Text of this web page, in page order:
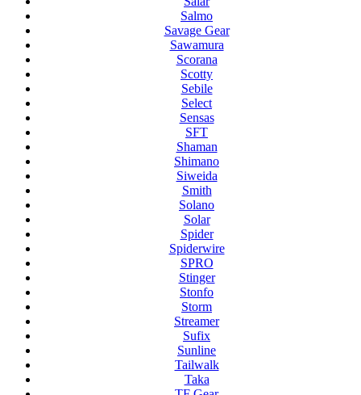
Salmo
Savage Gear
Sawamura
Scorana
Scotty
Sebile
Select
Sensas
SFT
Shaman
Shimano
Siweida
Smith
Solano
Solar
Spider
Spiderwire
SPRO
Stinger
Stonfo
Storm
Streamer
Sufix
Sunline
Tailwalk
Taka